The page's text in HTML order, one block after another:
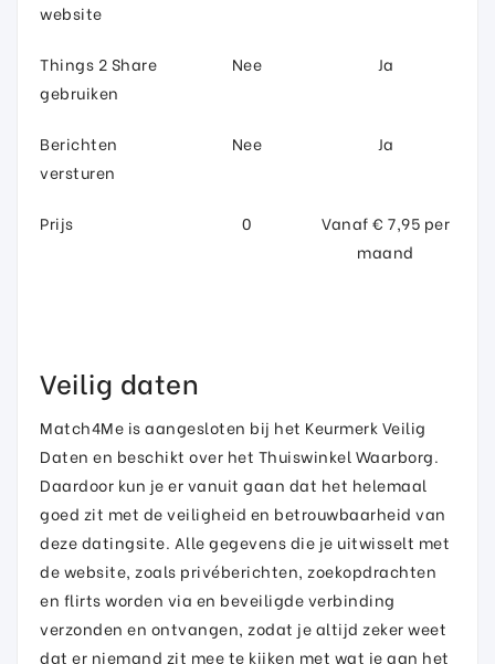
website
Things 2 Share
gebruiken
Nee Ja
Berichten
versturen
Nee Ja
Prijs 0
Vanaf € 7,95 per
maand
Veilig daten
Match4Me is aangesloten bij het Keurmerk Veilig
Daten en beschikt over het Thuiswinkel Waarborg.
Daardoor kun je er vanuit gaan dat het helemaal
goed zit met de veiligheid en betrouwbaarheid van
deze datingsite. Alle gegevens die je uitwisselt met
de website, zoals privéberichten, zoekopdrachten
en flirts worden via en beveiligde verbinding
verzonden en ontvangen, zodat je altijd zeker weet
dat er niemand zit mee te kijken met wat je aan het